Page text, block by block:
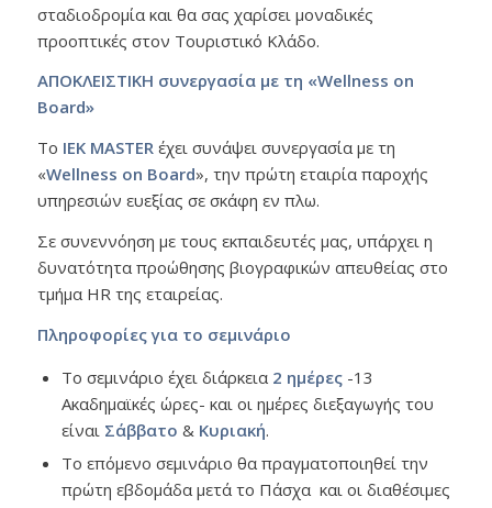
σταδιοδρομία και θα σας χαρίσει μοναδικές
προοπτικές στον Τουριστικό Κλάδο.
ΑΠΟΚΛΕΙΣΤΙΚΗ συνεργασία με τη «Wellness on
Board»
Το ΙΕΚ MASTERέχει συνάψει συνεργασία με τη
«Wellness on Board», την πρώτη εταιρία παροχής
υπηρεσιών ευεξίας σε σκάφη εν πλω.
Σε συνεννόηση με τους εκπαιδευτές μας, υπάρχει η
δυνατότητα προώθησης βιογραφικών απευθείας στο
τμήμα HR της εταιρείας.
Πληροφορίες για το σεμινάριο
Το σεμινάριο έχει διάρκεια 2 ημέρες-13
Ακαδημαϊκές ώρες- και οι ημέρες διεξαγωγής του
είναι Σάββατο & Κυριακή.
Το επόμενο σεμινάριο θα πραγματοποιηθεί την
πρώτη εβδομάδα μετά το Πάσχα και οι διαθέσιμες